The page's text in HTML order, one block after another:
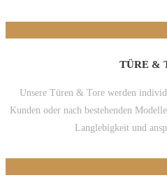
TÜRE &
Unsere Türen & Tore werden
Kunden oder nach bestehenden
Langlebigkeit und